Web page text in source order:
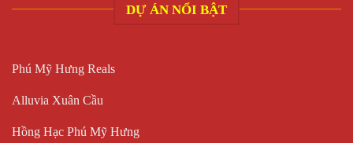
DỰ ÁN NỔI BẬT
Phú Mỹ Hưng Reals
Alluvia Xuân Cầu
Hồng Hạc Phú Mỹ Hưng